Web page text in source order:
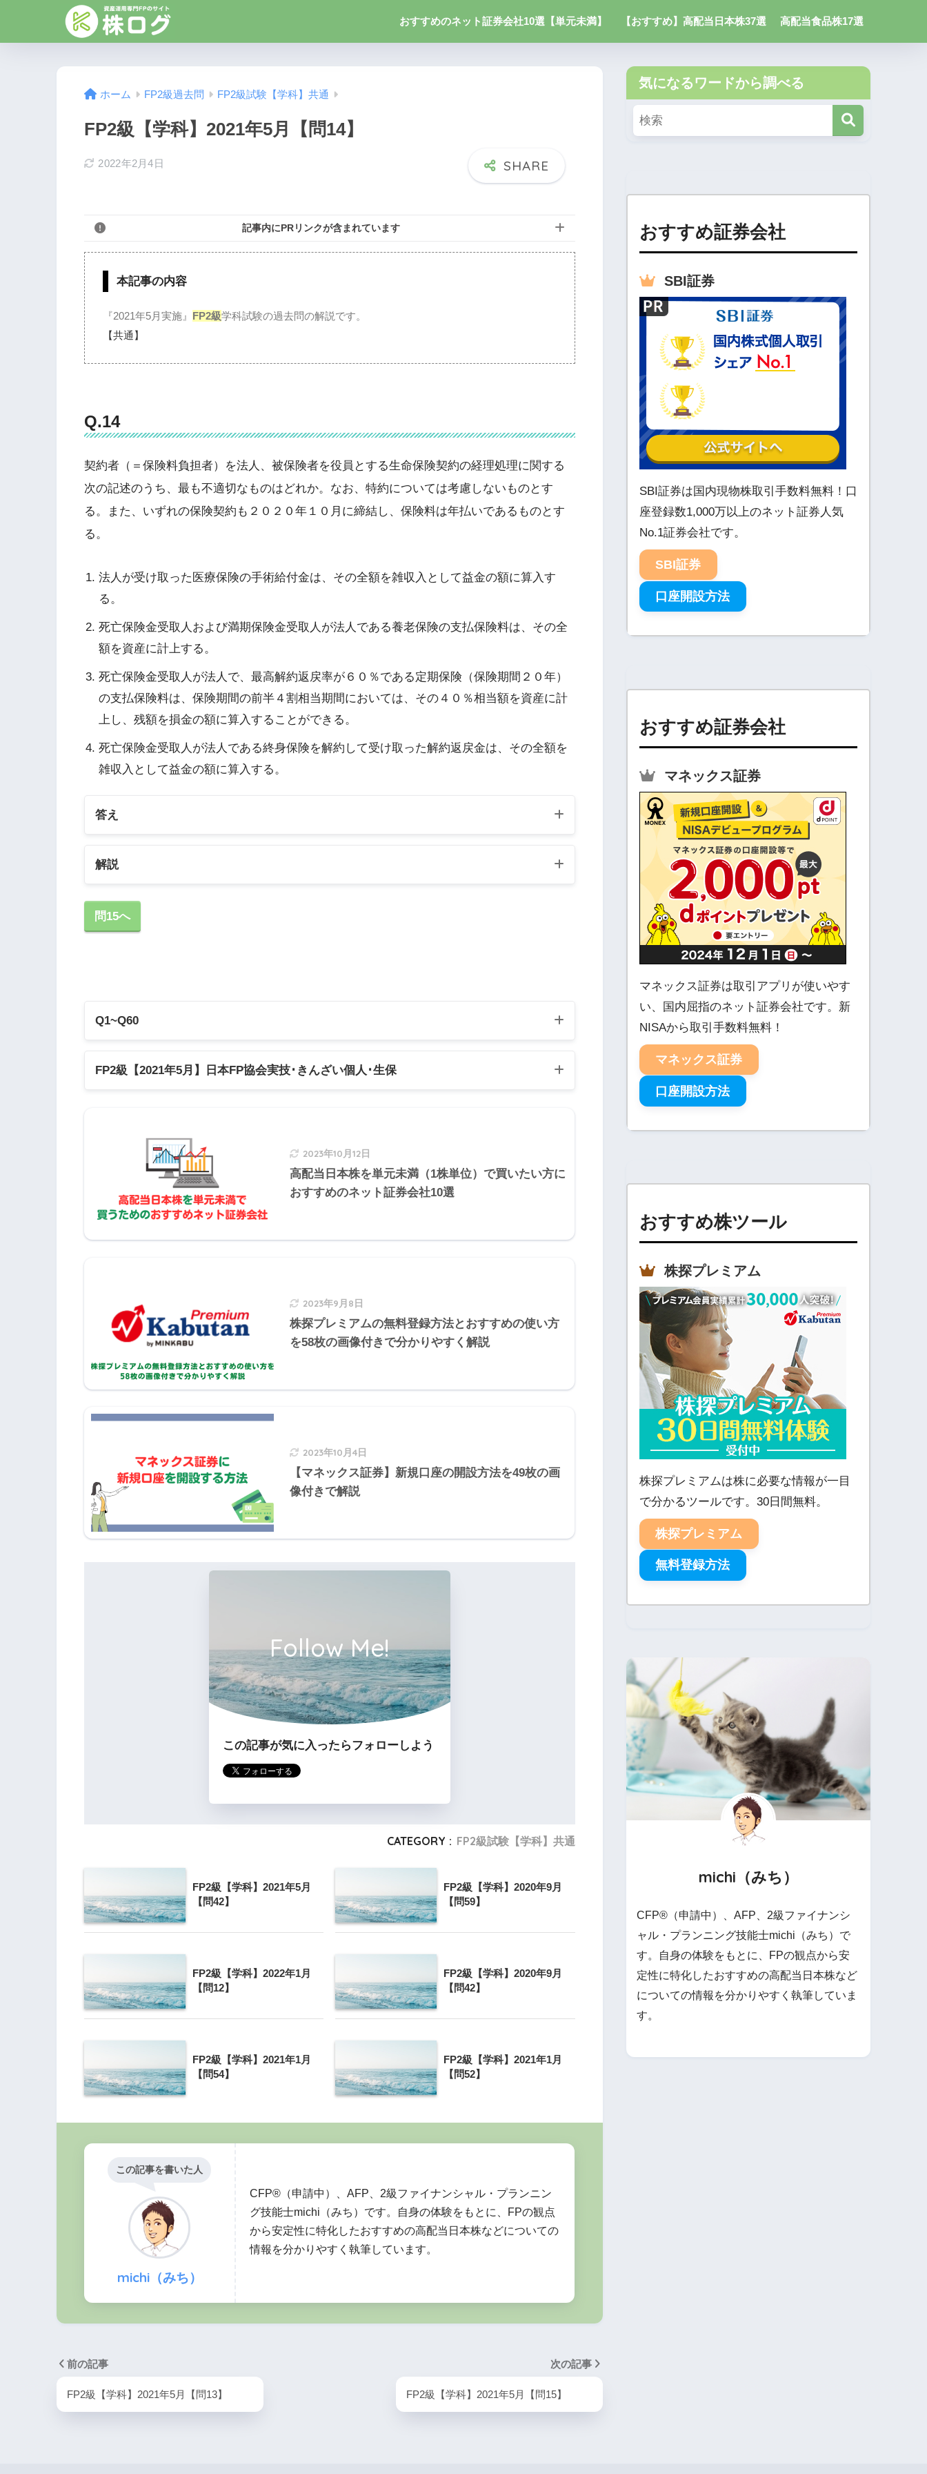
おすすめのネット証券会社10選【単元未満】 【おすすめ】高配当日本株37選 高配当食品株17選
ホーム FP2級過去問 FP2級試験【学科】共通
FP2級【学科】2021年5月【問14】
2022年2月4日
記事内にPRリンクが含まれています
本記事の内容
『2021年5月実施』 FP2級学科試験の過去問の解説です。
【共通】
Q.14
契約者（＝保険料負担者）を法人、被保険者を役員とする生命保険契約の経理処理に関する
次の記述のうち、最も不適切なものはどれか。なお、特約については考慮しないものとす
る。また、いずれの保険契約も２０２０年１０月に締結し、保険料は年払いであるものとす
る。
法人が受け取った医療保険の手術給付金は、その全額を雑収入として益金の額に算入す
る。
死亡保険金受取人および満期保険金受取人が法人である養老保険の支払保険料は、その全
額を資産に計上する。
死亡保険金受取人が法人で、最高解約返戻率が６０％である定期保険（保険期間２０年）
の支払保険料は、保険期間の前半４割相当期間においては、その４０％相当額を資産に計
上し、残額を損金の額に算入することができる。
死亡保険金受取人が法人である終身保険を解約して受け取った解約返戻金は、その全額を
雑収入として益金の額に算入する。
答え
解説
1の解説
死亡保険金受取人および満期保険金受取人が法人である養老保険の支払保険料は、
その全額を資産に計上する。
法人契約における養老保険の経理処理
満期保険金 死亡保険金 支払い保険料
養老保険
契約者は法人
法人
役員・従業員 役員・従業員の遺族
法人 役員従業員の遺族
死亡保険金受取人が法人で、最高解約返戻率が６０％である定期保険（保険期間２
０年）の支払保険料は、保険期間の前半４割相当期間においては、その４０％相当
額を資産に計上し、残額を損金の額に算入することができる。
定期保険、第3分野の保険の経理処理一覧
被保険者→役員、従業員
死亡保険金受取人→法人
50%以下 全額損金算入
計上期間 資産計上額 取崩期間
50%超70%以下
前半4割
支払い保険料の40%
期間の4分の3経過後
70%超85%以下
85%超
最高解約返戻率とな
10年まで支払い保険
解約返戻金がもっと
も高くなる期間の経
問15へ
Q1~Q60
Q1 Q2 Q3 Q4 Q5 Q6 Q7 Q10
Q32 Q33 Q35 Q36 Q37 Q38 Q39 Q40
Q41 Q42 Q43 Q44 Q45 Q46 Q47 Q48
FP2級【2021年5月】日本FP協会実技･きんざい個人 ･生保
【FP2級】2021年5月きんざい実技試験:個人資産相談業務
【FP2級】2021年5月きんざい実技試験:生保顧客資産相談業務
2023年10月12日
高配当日本株を単元未満（1株単位）で買いたい方に
おすすめのネット証券会社10選
2023年9月8日
株探プレミアムの無料登録方法とおすすめの使い方
を58枚の画像付きで分かりやすく解説
2023年10月4日
【マネックス証券】新規口座の開設方法を49枚の画
像付きで解説
Follow Me!
この記事が気に入ったらフォローしよう
CATEGORY : FP2級試験【学科】共通
FP2級【学科】2021年5月
【問42】
FP2級【学科】2020年9月
【問59】
FP2級【学科】2022年1月
【問12】
FP2級【学科】2020年9月
【問42】
FP2級【学科】2021年1月
【問54】
FP2級【学科】2021年1月
【問52】
この記事を書いた人
michi（みち）
CFP®（申請中）、AFP、2級ファイナンシャル・プランニン
グ技能士michi（みち）です。自身の体験をもとに、FPの観点
から安定性に特化したおすすめの高配当日本株などについての
情報を分かりやすく執筆しています。
前の記事
FP2級【学科】2021年5月【問13】
次の記事
FP2級【学科】2021年5月【問15】
気になるワードから調べる
おすすめ証券会社
SBI証券
SBI証券は国内現物株取引手数料無料！口
座登録数1,000万以上のネット証券人気
No.1証券会社です。
SBI証券
口座開設方法
おすすめ証券会社
マネックス証券
マネックス証券は取引アプリが使いやす
い、国内屈指のネット証券会社です。新
NISAから取引手数料無料！
マネックス証券
口座開設方法
おすすめ株ツール
株探プレミアム
株探プレミアムは株に必要な情報が一目
で分かるツールです。30日間無料。
株探プレミアム
無料登録方法
michi（みち）
CFP®（申請中）、AFP、2級ファイナンシ
ャル・プランニング技能士michi（みち）で
す。自身の体験をもとに、FPの観点から安
定性に特化したおすすめの高配当日本株など
についての情報を分かりやすく執筆していま
す。